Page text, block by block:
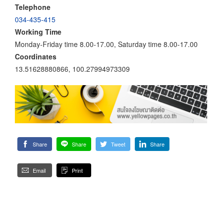
Telephone
034-435-415
Working Time
Monday-Friday time 8.00-17.00, Saturday time 8.00-17.00
Coordinates
13.51628880866, 100.27994973309
Share Share Tweet Share
Email Print